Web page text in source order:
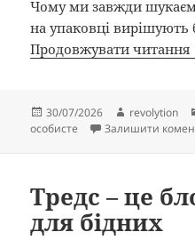
Чому ми завжди
на упаковці вирішують
Продовжувати читання
Опубліковано
30/07/2026 Автор
revolytion
особисте
Залишити
Тредс – це
для бідних